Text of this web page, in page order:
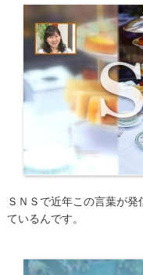
ＳＮＳで近年この言葉が
ているんです。